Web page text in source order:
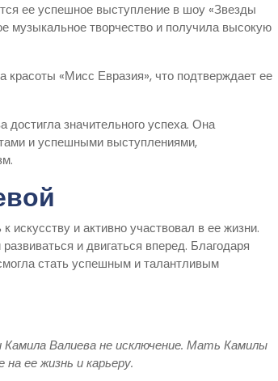
ее успешное выступление в шоу «Звезды
музыкальное творчество и получила высокую
красоты «Мисс Евразия», что подтверждает ее
значительного успеха. Она
и успешными выступлениями,
и активно участвовал в ее жизни.
и двигаться вперед. Благодаря
стать успешным и талантливым
Валиева не исключение. Мать Камилы
ее жизнь и карьеру.